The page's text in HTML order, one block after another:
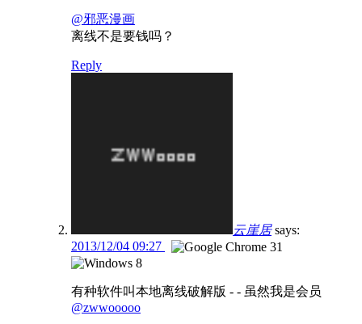
@邪恶漫画
离线不是要钱吗？
Reply
云崖居 says:
2013/12/04 09:27
有种软件叫本地离线破解版 - - 虽然我是会员
@zwwooooo